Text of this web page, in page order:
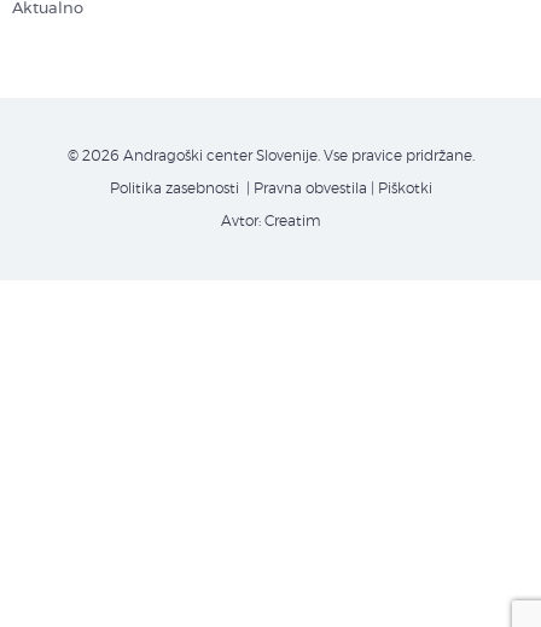
Aktualno
© 2026 Andragoški center Slovenije. Vse pravice pridržane.
Politika zasebnosti | Pravna obvestila Piškotki
Avtor: Creatim